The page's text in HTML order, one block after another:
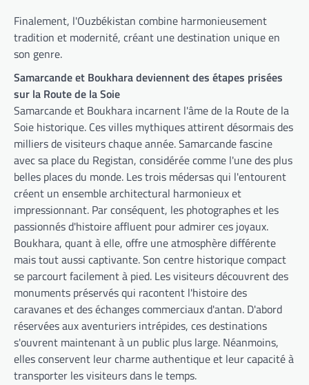
Finalement, l'Ouzbékistan combine harmonieusement
tradition et modernité, créant une destination unique en
son genre.
Samarcande et Boukhara deviennent des étapes prisées
sur la Route de la Soie
Samarcande et Boukhara incarnent l'âme de la Route de la
Soie historique. Ces villes mythiques attirent désormais des
milliers de visiteurs chaque année. Samarcande fascine
avec sa place du Registan, considérée comme l'une des plus
belles places du monde. Les trois médersas qui l'entourent
créent un ensemble architectural harmonieux et
impressionnant. Par conséquent, les photographes et les
passionnés d'histoire affluent pour admirer ces joyaux.
Boukhara, quant à elle, offre une atmosphère différente
mais tout aussi captivante. Son centre historique compact
se parcourt facilement à pied. Les visiteurs découvrent des
monuments préservés qui racontent l'histoire des
caravanes et des échanges commerciaux d'antan. D'abord
réservées aux aventuriers intrépides, ces destinations
s'ouvrent maintenant à un public plus large. Néanmoins,
elles conservent leur charme authentique et leur capacité à
transporter les visiteurs dans le temps.